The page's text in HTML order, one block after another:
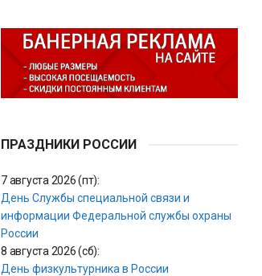
ПРАЗДНИКИ РОССИИ
7 августа 2026 (пт):
День Службы специальной связи и
информации Федеральной службы охраны
России
8 августа 2026 (сб):
День физкультурника в России